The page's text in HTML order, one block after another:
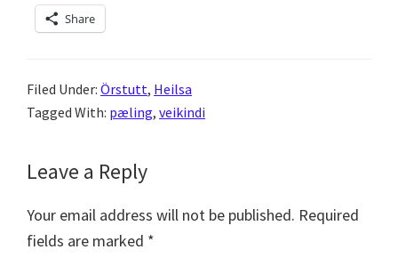
Share
Filed Under: Örstutt, Heilsa
Tagged With: pæling, veikindi
Reader
Interactions
Leave a Reply
Your email address will not be published. Required
fields are marked *